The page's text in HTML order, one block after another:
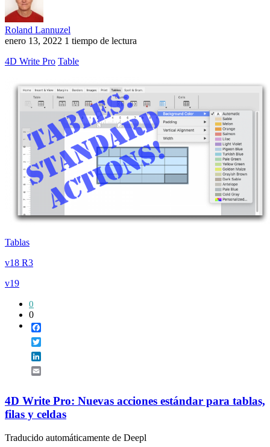
Roland Lannuzel
enero 13, 2022 1 tiempo de lectura
4D Write Pro Table
Tablas
v18 R3
v19
0
0
4D Write Pro: Nuevas acciones estándar para tablas,
filas y celdas
Traducido automáticamente de Deepl